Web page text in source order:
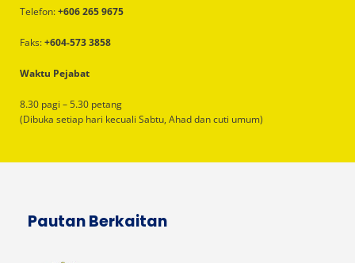
Telefon:+606 265 9675
Faks:+604-573 3858
Waktu Pejabat
8.30 pagi – 5.30 petang
(Dibuka setiap hari kecuali Sabtu, Ahad dan cuti umum)
Pautan Berkaitan